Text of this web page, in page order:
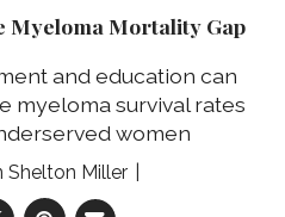
Myeloma Mortality Gap
and education can
myeloma survival rates
women
Shelton Miller